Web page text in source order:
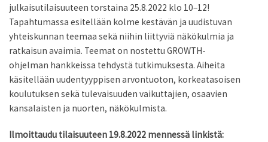
julkaisutilaisuuteen torstaina 25.8.2022 klo 10–12!
Tapahtumassa esitellään kolme kestävän ja uudistuvan
yhteiskunnan teemaa sekä niihin liittyviä näkökulmia ja
ratkaisun avaimia. Teemat on nostettu GROWTH-
ohjelman hankkeissa tehdystä tutkimuksesta. Aiheita
käsitellään uudentyyppisen arvontuoton, korkeatasoisen
koulutuksen sekä tulevaisuuden vaikuttajien, osaavien
kansalaisten ja nuorten, näkökulmista.
Ilmoittaudu tilaisuuteen 19.8.2022 mennessä linkistä: